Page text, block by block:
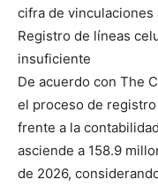
cifra de vinculaciones
Registro de líneas
insuficiente
De acuerdo con The
el proceso de
frente a la
asciende a 158.9
de 2026,